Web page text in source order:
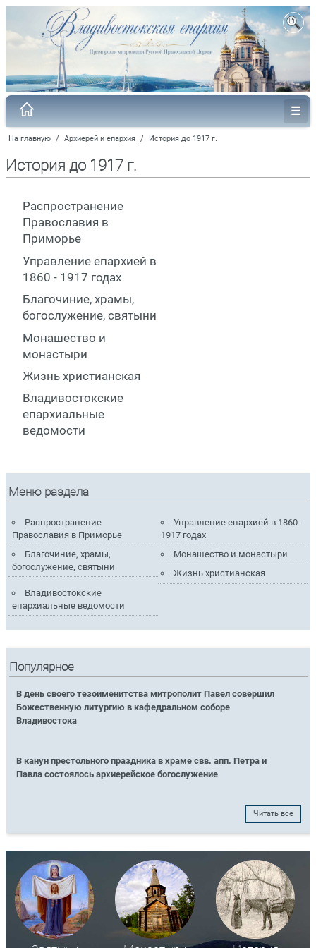
На главную / Архиерей и епархия / История до 1917 г.
История до 1917 г.
Распространение
Православия в
Приморье
Управление епархией в
1860 - 1917 годах
Благочиние, храмы,
богослужение, святыни
Монашество и
монастыри
Жизнь христианская
Владивостокские
епархиальные
ведомости
Меню раздела
Распространение
Православия в Приморье
Управление епархией в 1860 -
1917 годах
Благочиние, храмы,
богослужение, святыни
Монашество и монастыри
Жизнь христианская
Владивостокские
епархиальные ведомости
Популярное
В день своего тезоименитства митрополит Павел совершил
Божественную литургию в кафедральном соборе
Владивостока
В канун престольного праздника в храме свв. апп. Петра и
Павла состоялось архиерейское богослужение
Читать все